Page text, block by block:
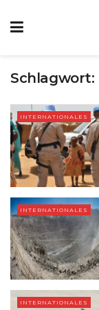
Schlagwort:
INTERNATIONALES
INTERNATIONALES
INTERNATIONALES